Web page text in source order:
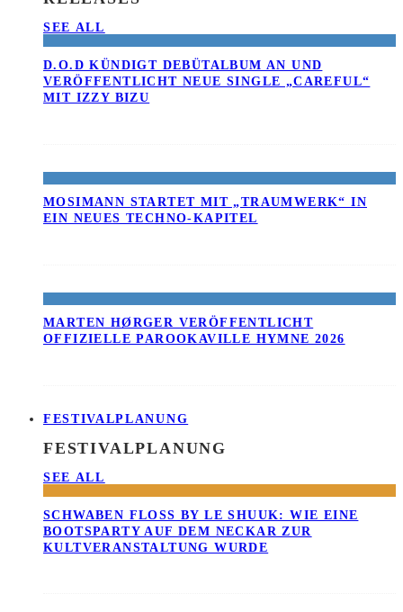
SEE ALL
D.O.D KÜNDIGT DEBÜTALBUM AN UND
VERÖFFENTLICHT NEUE SINGLE „CAREFUL“
MIT IZZY BIZU
MOSIMANN STARTET MIT „TRAUMWERK“ IN
EIN NEUES TECHNO-KAPITEL
MARTEN HØRGER VERÖFFENTLICHT
OFFIZIELLE PAROOKAVILLE HYMNE 2026
FESTIVALPLANUNG
FESTIVALPLANUNG
SEE ALL
SCHWABEN FLOSS BY LE SHUUK: WIE EINE B
OOTSPARTY AUF DEM NECKAR ZUR K
ULTVERANSTALTUNG WURDE